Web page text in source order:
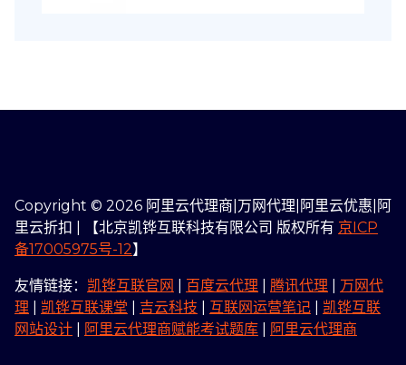
Copyright © 2026 阿里云代理商|万网代理|阿里云优惠|阿
里云折扣 | 【北京凯铧互联科技有限公司 版权所有 京ICP
备17005975号-12】
友情链接： 凯铧互联官网 百度云代理 腾讯代理
万网代
理
凯铧互联课堂 吉云科技 互联网运营笔记
凯铧互联
网站设计
阿里云代理商赋能考试题库 阿里云代理商